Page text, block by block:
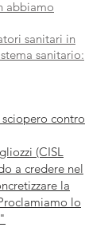
abbiamo
sanitari in
sanitario:
contro
(CISL
a credere nel
la
lo